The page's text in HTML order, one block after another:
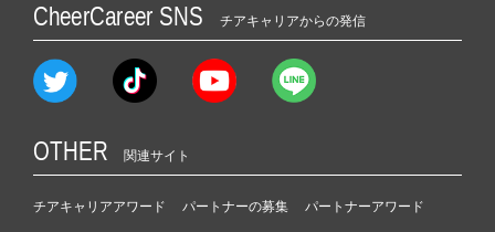
CheerCareer SNS チアキャリアからの発信
OTHER 関連サイト
チアキャリアアワード パートナーの募集 パートナーアワード